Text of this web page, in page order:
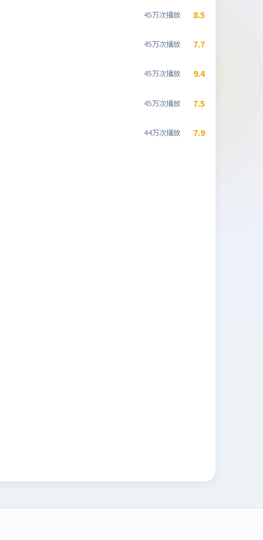
45万次播放 8.5
45万次播放 7.7
45万次播放 9.4
45万次播放 7.5
44万次播放 7.9